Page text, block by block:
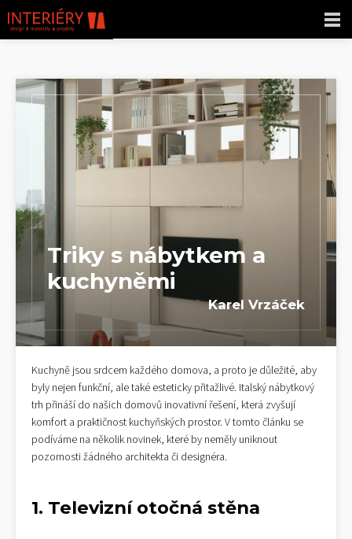
Triky s nábytkem a
kuchyněmi
Karel Vrzáček
Kuchyně jsou srdcem každého domova, a proto je důležité, aby
byly nejen funkční, ale také esteticky přitažlivé. Italský nábytkový
trh přináší do našich domovů inovativní řešení, která zvyšují
komfort a praktičnost kuchyňských prostor. V tomto článku se
podíváme na několik novinek, které by neměly uniknout
pozornosti žádného architekta či designéra.
1. Televizní otočná stěna